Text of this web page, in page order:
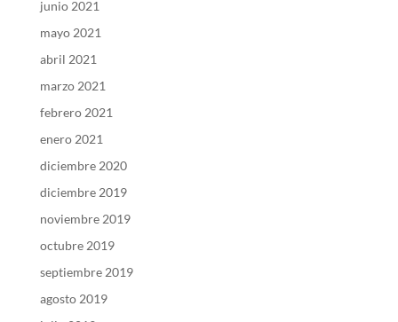
junio 2021
mayo 2021
abril 2021
marzo 2021
febrero 2021
enero 2021
diciembre 2020
diciembre 2019
noviembre 2019
octubre 2019
septiembre 2019
agosto 2019